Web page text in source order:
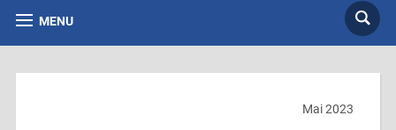
MENU
Mai 2023